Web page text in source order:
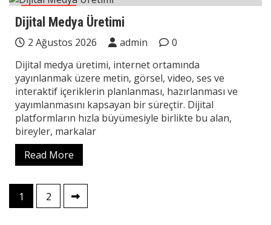
Teknoloji
Dijital Medya Üretimi
2 Ağustos 2026 admin
0
Dijital medya üretimi, internet ortamında
yayınlanmak üzere metin, görsel, video, ses ve
interaktif içeriklerin planlanması, hazırlanması ve
yayımlanmasını kapsayan bir süreçtir. Dijital
platformların hızla büyümesiyle birlikte bu alan,
bireyler, markalar
Read More
Yazı
sayfalaması
1 2